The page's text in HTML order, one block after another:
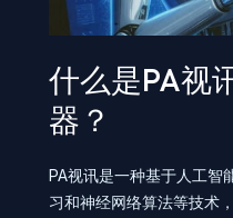
什么是PA视
器？
PA视讯是一种基于人工智
习和神经网络算法等技术